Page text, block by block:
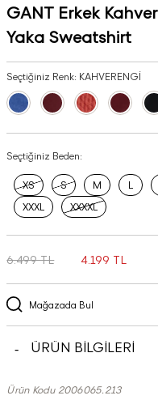
GANT Erkek
Yaka Sweatshirt
Seçtiğiniz Renk: KAHVERENGİ
Seçtiğiniz Beden:
XS S M L
XXXL
XXXXL
Mağazada Bul
6.499 TL 4.199 TL
ÜRÜN BİLGİLERİ
Ürün Kodu 2006065.213